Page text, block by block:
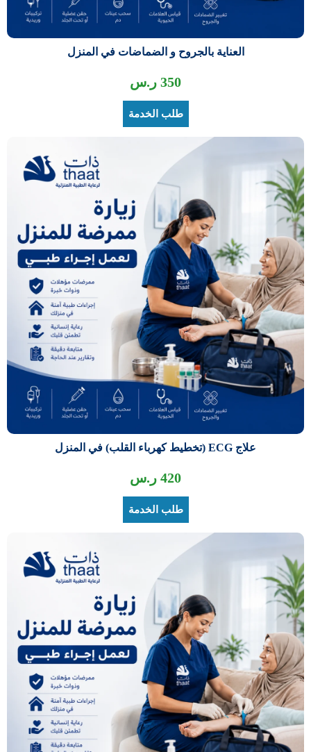
العناية بالجروح و الضماضات في المنزل
350 ر.س
طلب الخدمة
علاج ECG (تخطيط كهرباء القلب) في المنزل
420 ر.س
طلب الخدمة